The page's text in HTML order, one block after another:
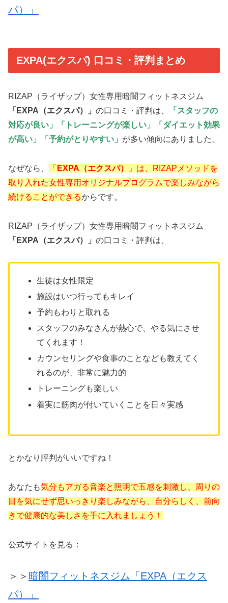
パ）」
EXPA(エクスパ) 口コミ・評判まとめ
RIZAP（ライザップ）女性専用暗闇フィットネスジム
「EXPA（エクスパ）」 の口コミ・評判は、
「スタッフの
対応が良い」「トレーニングが楽しい」「ダイエット効果
が高い」「予約がとりやすい」 が多い傾向にありました。
なぜなら、 「 EXPA（エクスパ）
」は、RIZAPメソッドを
取り入れた女性専用オリジナルプログラムで楽しみながら
続けることができるからです。
RIZAP（ライザップ）女性専用暗闇フィットネスジム
「EXPA（エクスパ）」 の口コミ・評判は、
生徒は女性限定
施設はいつ行ってもキレイ
予約もわりと取れる
スタッフのみなさんが熱心で、やる気にさせ
てくれます！
カウンセリングや食事のことなども教えてく
れるのが、非常に魅力的
トレーニングも楽しい
着実に筋肉が付いていくことを日々実感
とかなり評判がいいですね！
あなたも気分もアガる音楽と照明で五感を刺激し、周りの
目を気にせず思いっきり楽しみながら、自分らしく、前向
きで健康的な美しさを手に入れましょう！
公式サイトを見る：
＞＞ 暗闇フィットネスジム「EXPA（エクス
パ）」